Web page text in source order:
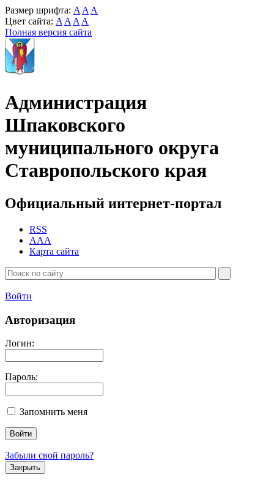
Размер шрифта: A A A
Цвет сайта: A A A A
Полная версия сайта
Администрация
Шпаковского
муниципального округа
Ставропольского края
Официальный интернет-портал
RSS
AAA
Карта сайта
Войти
Авторизация
Логин:
Пароль:
Запомнить меня
Забыли свой пароль?
Закрыть